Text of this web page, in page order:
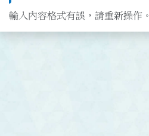
輸入內容格式有誤，請重新操作。